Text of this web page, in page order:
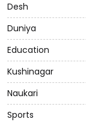
Desh
Duniya
Education
Kushinagar
Naukari
Sports